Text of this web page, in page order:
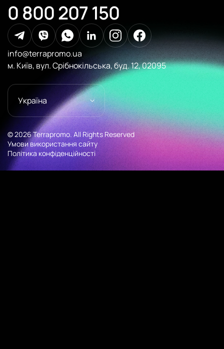
0 800 207 150
info@terrapromo.ua
м. Київ, вул. Срібнокільська, буд. 12, 02095
Україна
© 2026 Terrapromo. All Rights Reserved
Умови використання сайту
Політика конфіденційності